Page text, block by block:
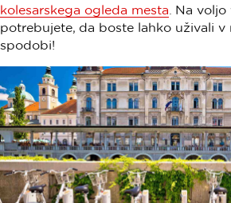
kolesarskega ogleda mesta . Na
potrebujete, da boste lahko uživali v
spodobi!